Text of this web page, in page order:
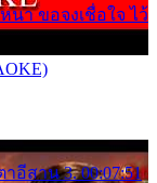
า ขอจงเชื่อใจ ไว้
าอีสาน 3. 00:07:51